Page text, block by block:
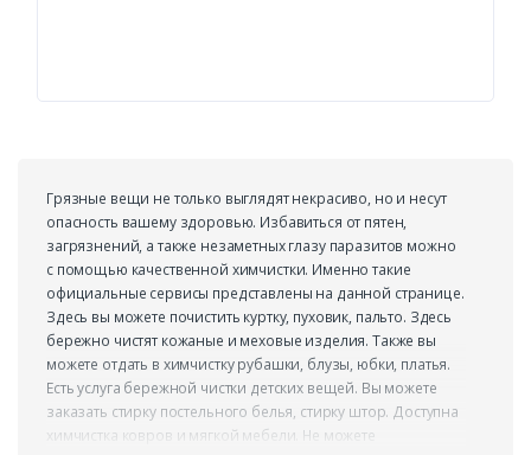
Грязные вещи не только выглядят некрасиво, но и несут
опасность вашему здоровью. Избавиться от пятен,
загрязнений, а также незаметных глазу паразитов можно
с помощью качественной химчистки. Именно такие
официальные сервисы представлены на данной странице.
Здесь вы можете почистить куртку, пуховик, пальто. Здесь
бережно чистят кожаные и меховые изделия. Также вы
можете отдать в химчистку рубашки, блузы, юбки, платья.
Есть услуга бережной чистки детских вещей. Вы можете
заказать стирку постельного белья, стирку штор. Доступна
химчистка ковров и мягкой мебели. Не можете